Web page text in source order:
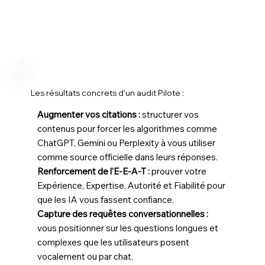
Les résultats concrets d'un audit Pilote :
Augmenter vos citations :structurer vos
contenus pour forcer les algorithmes comme
ChatGPT, Gemini ou Perplexity à vous utiliser
comme source officielle dans leurs réponses.
Renforcement de l'E-E-A-T :prouver votre
Expérience, Expertise, Autorité et Fiabilité pour
que les IA vous fassent confiance.
Capture des requêtes conversationnelles :
vous positionner sur les questions longues et
complexes que les utilisateurs posent
vocalement ou par chat.